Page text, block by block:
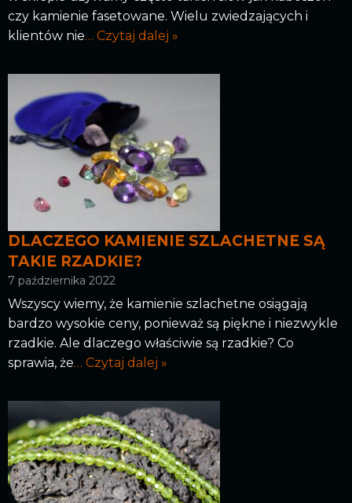
czy kamienie fasetowane. Wielu zwiedzających i
klientów nie… Czytaj dalej »
DLACZEGO KAMIENIE SZLACHETNE SĄ
TAKIE RZADKIE?
7 października 2022
Wszyscy wiemy, że kamienie szlachetne osiągają
bardzo wysokie ceny, ponieważ są piękne i niezwykle
rzadkie. Ale dlaczego właściwie są rzadkie? Co
sprawia, że… Czytaj dalej »